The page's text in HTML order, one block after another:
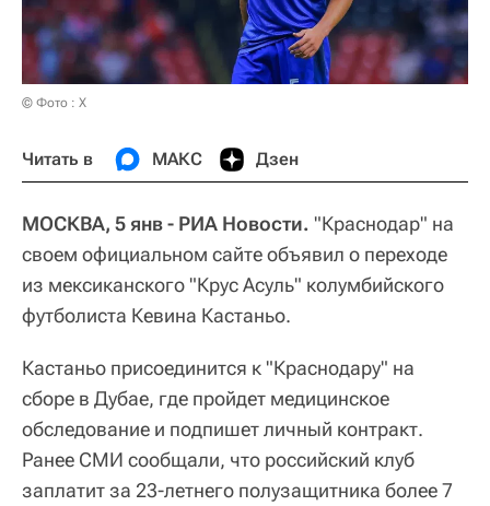
© Фото : X
Читать в МАКС Дзен
МОСКВА, 5 янв - РИА Новости. "Краснодар" на
своем официальном сайте объявил о переходе
из мексиканского "Крус Асуль" колумбийского
футболиста Кевина Кастаньо.
Кастаньо присоединится к "Краснодару" на
сборе в Дубае, где пройдет медицинское
обследование и подпишет личный контракт.
Ранее СМИ сообщали, что российский клуб
заплатит за 23-летнего полузащитника более 7